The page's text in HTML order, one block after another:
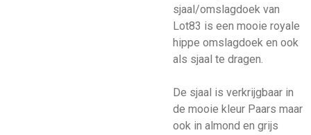
sjaal/omslagdoek van
Lot83 is een mooie royale
hippe omslagdoek en ook
als sjaal te dragen.
De sjaal is verkrijgbaar in
de mooie kleur Paars maar
ook in almond en grijs